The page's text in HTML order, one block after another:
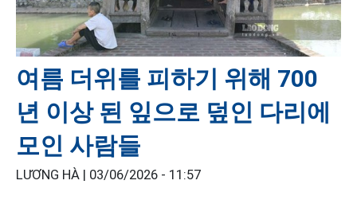
여름 더위를 피하기 위해 700
년 이상 된 잎으로 덮인 다리에
모인 사람들
LƯƠNG HÀ | 03/06/2026 - 11:57